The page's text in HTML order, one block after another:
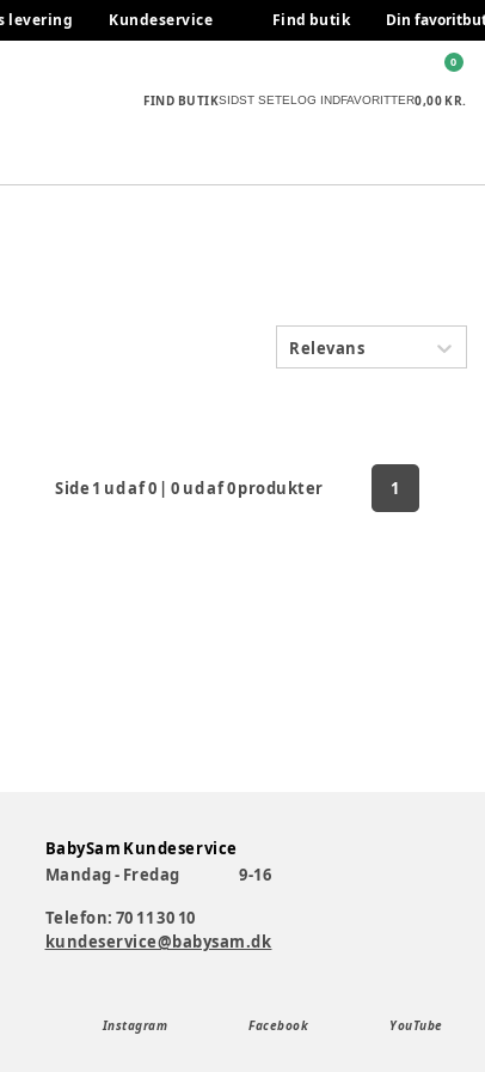
levering Kundeservice Find butik Din
FIND BUTIKSIDST SETELOG INDFAVORITTER0,00 KR.
0
Relevans
Side 1 ud af0 |0 ud af0produkter 1
BabySam Kundeservice
Mandag - Fredag
9-16
Telefon: 70 11 30 10
kundeservice@babysam.dk
Instagram Facebook YouTube